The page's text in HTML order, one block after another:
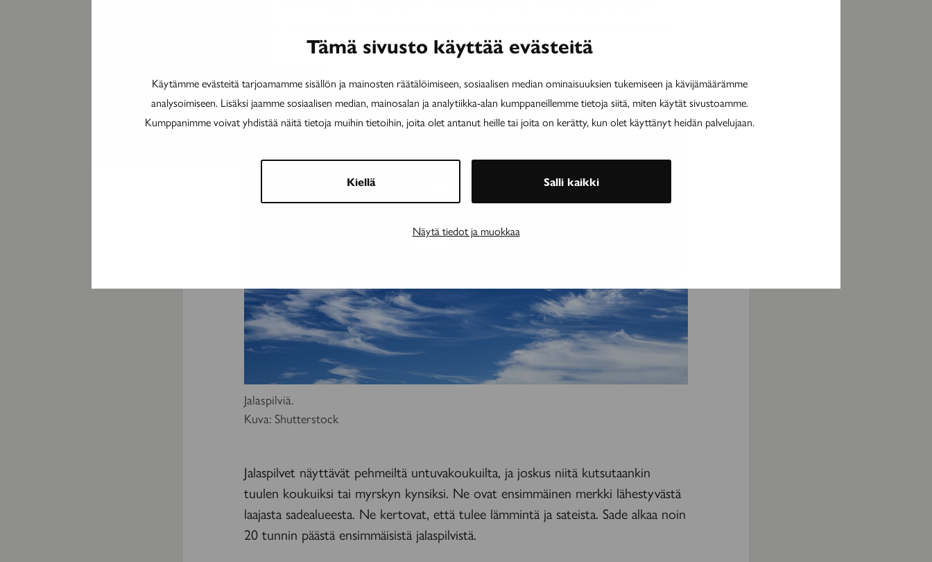
Tämä sivusto käyttää evästeitä
Käytämme evästeitä tarjoamamme sisällön ja mainosten räätälöimiseen, sosiaalisen median ominaisuuksien tukemiseen ja kävijämäärämme
analysoimiseen. Lisäksi jaamme sosiaalisen median, mainosalan ja analytiikka-alan kumppaneillemme tietoja siitä, miten käytät sivustoamme.
Kumppanimme voivat yhdistää näitä tietoja muihin tietoihin, joita olet antanut heille tai joita on kerätty, kun olet käyttänyt heidän palvelujaan.
Kiellä Salli kaikki
Näytä tiedot ja muokkaa
Jalaspilviä.
Kuva: Shutterstock
Jalaspilvet näyttävät pehmeiltä untuvakoukuilta, ja joskus niitä kutsutaankin
tuulen koukuiksi tai myrskyn kynsiksi. Ne ovat ensimmäinen merkki lähestyvästä
laajasta sade­alueesta. Ne kertovat, että tulee lämmintä ja sateista. Sade alkaa noin
20 tunnin päästä ensimmäisistä jalas­pilvistä.